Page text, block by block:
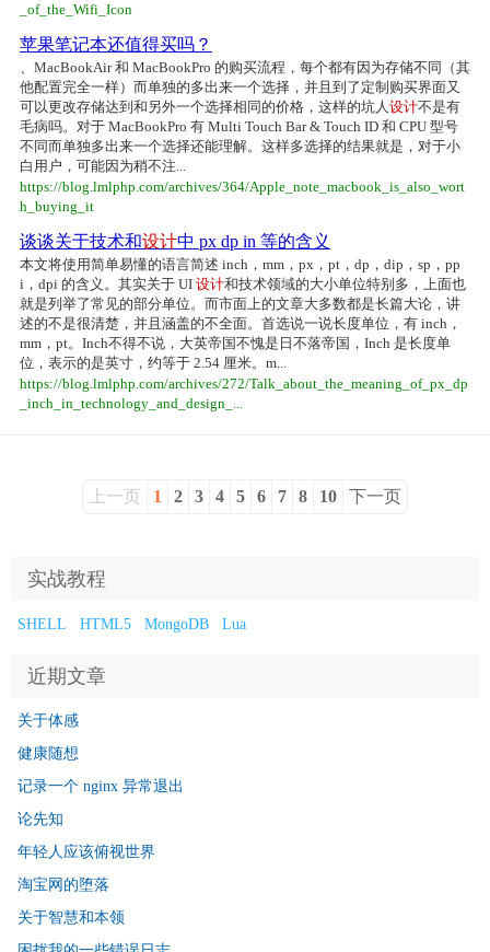
_of_the_Wifi_Icon
苹果笔记本还值得买吗？
、MacBookAir 和 MacBookPro 的购买流程，每个都有因为存储不同（其
他配置完全一样）而单独的多出来一个选择，并且到了定制购买界面又
可以更改存储达到和另外一个选择相同的价格，这样的坑人设计不是有
毛病吗。对于 MacBookPro 有 Multi Touch Bar & Touch ID 和 CPU 型号
不同而单独多出来一个选择还能理解。这样多选择的结果就是，对于小
白用户，可能因为稍不注...
https://blog.lmlphp.com/archives/364/Apple_note_macbook_is_also_wort
h_buying_it
谈谈关于技术和设计中 px dp in 等的含义
本文将使用简单易懂的语言简述 inch，mm，px，pt，dp，dip，sp，pp
i，dpi 的含义。其实关于 UI 设计和技术领域的大小单位特别多，上面也
就是列举了常见的部分单位。而市面上的文章大多数都是长篇大论，讲
述的不是很清楚，并且涵盖的不全面。首选说一说长度单位，有 inch，
mm，pt。Inch不得不说，大英帝国不愧是日不落帝国，Inch 是长度单
位，表示的是英寸，约等于 2.54 厘米。m...
https://blog.lmlphp.com/archives/272/Talk_about_the_meaning_of_px_dp
_inch_in_technology_and_design_...
上一页 1 2 3 4 5 6 7 8 10 下一页
实战教程
SHELL HTML5 MongoDB Lua
近期文章
关于体感
健康随想
记录一个 nginx 异常退出
论先知
年轻人应该俯视世界
淘宝网的堕落
关于智慧和本领